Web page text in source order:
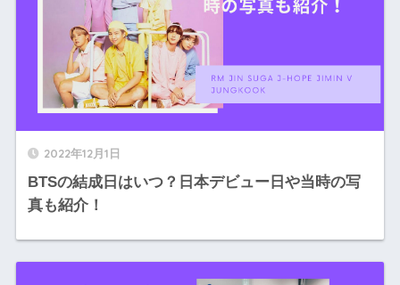
2022年12月1日
BTSの結成日はいつ？日本デビュー日や当時の写
真も紹介！